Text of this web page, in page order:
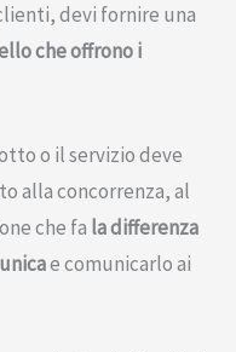
devi fornire una
che offrono i
o il servizio deve
alla concorrenza, al
che fa la differenza
e comunicarlo ai